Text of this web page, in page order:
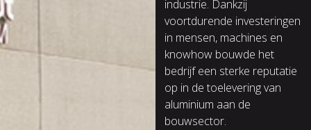
industrie. Dankzij
voortdurende investeringen
in mensen, machines en
knowhow bouwde het
bedrijf een sterke reputatie
op in de toelevering van
aluminium aan de
bouwsector.